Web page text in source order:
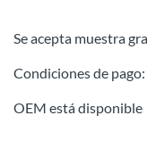
Se acepta muestra
Condiciones de
OEM está disponible